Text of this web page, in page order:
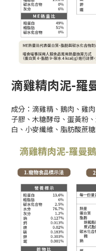
滴雞精肉泥-羅
成分：滴雞精、鵝肉、雞
子膠、木糖酵母、蛋黃粉
白、小麥纖維、脂肪酸蔗